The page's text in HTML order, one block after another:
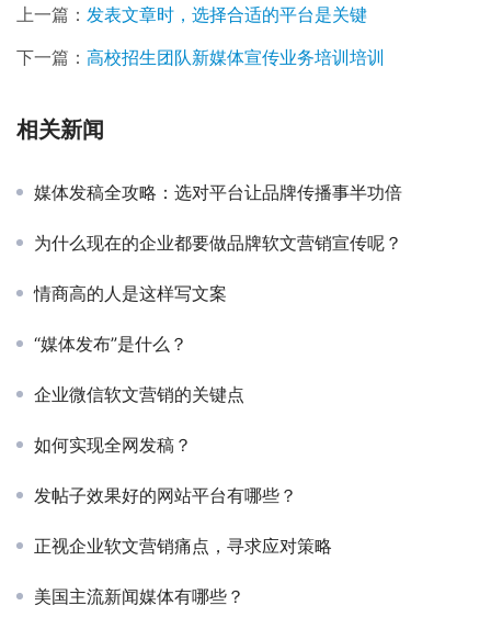
上一篇： 发表文章时，选择合适的平台是关键
下一篇： 高校招生团队新媒体宣传业务培训培训
相关新闻
媒体发稿全攻略：选对平台让品牌传播事半功倍
为什么现在的企业都要做品牌软文营销宣传呢？
情商高的人是这样写文案
“媒体发布”是什么？
企业微信软文营销的关键点
如何实现全网发稿？
发帖子效果好的网站平台有哪些？
正视企业软文营销痛点，寻求应对策略
美国主流新闻媒体有哪些？